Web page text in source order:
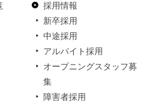
採用情報
新卒採用
中途採用
アルバイト採用
オープニングスタッフ募
集
障害者採用